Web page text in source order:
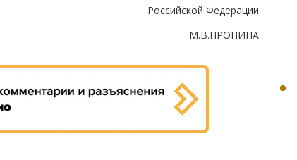
Российской Федерации
М.В.ПРОНИНА